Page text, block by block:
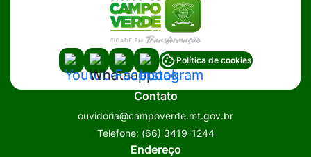
Acessar
a
Social
Acessar
a
Social
Whatsapp
Acessar
a
Rede
Social
Facebook
Acessar
a
Rede
Social
Instagram
Política de cookies
Contato
ouvidoria@campoverde.mt.gov.br
Telefone: (66) 3419-1244
Endereço